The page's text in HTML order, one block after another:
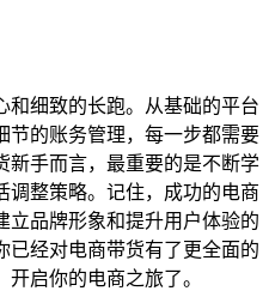
和细致的长跑。从基础的平台
节的账务管理，每一步都需要
新手而言，最重要的是不断学
调整策略。记住，成功的电商
立品牌形象和提升用户体验的
已经对电商带货有了更全面的
启你的电商之旅了。